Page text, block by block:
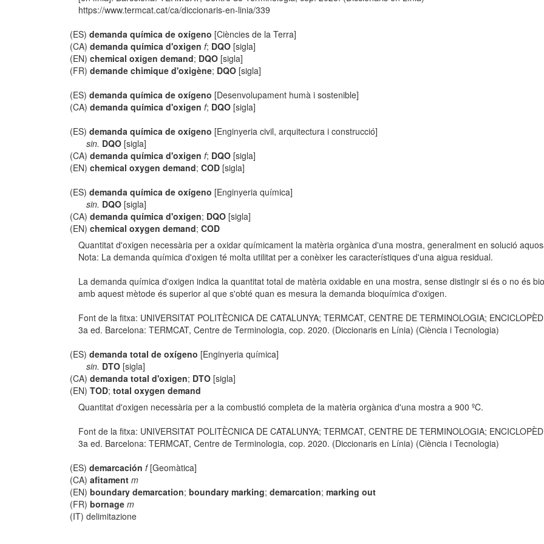
https://www.termcat.cat/ca/diccionaris-en-linia/339
(ES)demanda química de oxígeno [Ciències de la Terra]
(CA)demanda química d'oxigen f; DQO [sigla]
(EN)chemical oxigen demand; DQO [sigla]
(FR)demande chimique d'oxigène; DQO [sigla]
(ES)demanda química de oxígeno [Desenvolupament humà i sostenible]
(CA)demanda química d'oxigen f; DQO [sigla]
(ES)demanda química de oxígeno [Enginyeria civil, arquitectura i construcció]
sin. DQO[sigla]
(CA)demanda química d'oxigen f; DQO [sigla]
(EN)chemical oxygen demand;COD [sigla]
(ES)demanda química de oxígeno [Enginyeria química]
sin. DQO[sigla]
(CA)demanda química d'oxigen; DQO [sigla]
(EN)chemical oxygen demand;COD
Quantitat d'oxigen necessària per a oxidar químicament la matèria orgànica d'una mostra, generalment en solució
Nota: La demanda química d'oxigen té molta utilitat per a conèixer les característiques d'una aigua residual.
La demanda química d'oxigen indica la quantitat total de matèria oxidable en una mostra, sense distingir si és o no és
amb aquest mètode és superior al que s'obté quan es mesura la demanda bioquímica d'oxigen.
Font de la fitxa: UNIVERSITAT POLITÈCNICA DE CATALUNYA; TERMCAT, CENTRE DE TERMINOLOGIA;
3a ed. Barcelona: TERMCAT, Centre de Terminologia, cop. 2020. (Diccionaris en Línia) (Ciència i Tecnologia)
(ES)demanda total de oxígeno [Enginyeria química]
sin. DTO[sigla]
(CA)demanda total d'oxigen; DTO [sigla]
(EN)TOD;total oxygen demand
Quantitat d'oxigen necessària per a la combustió completa de la matèria orgànica d'una mostra a 900 ºC.
Font de la fitxa: UNIVERSITAT POLITÈCNICA DE CATALUNYA; TERMCAT, CENTRE DE TERMINOLOGIA;
3a ed. Barcelona: TERMCAT, Centre de Terminologia, cop. 2020. (Diccionaris en Línia) (Ciència i Tecnologia)
(ES)demarcación f[Geomàtica]
(CA)afitament m
(EN)boundary demarcation;boundary marking;demarcation;marking out
(FR)bornage m
(IT) delimitazione